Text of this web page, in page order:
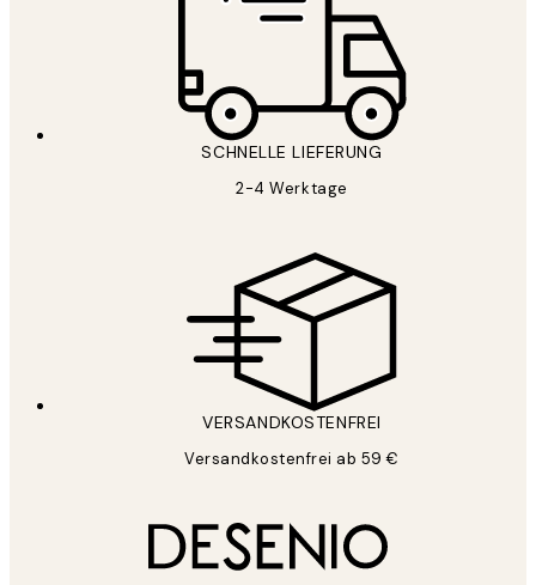
SCHNELLE LIEFERUNG
2-4 Werktage
VERSANDKOSTENFREI
Versandkostenfrei ab 59 €